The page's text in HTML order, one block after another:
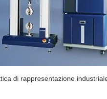
di rappresentazione